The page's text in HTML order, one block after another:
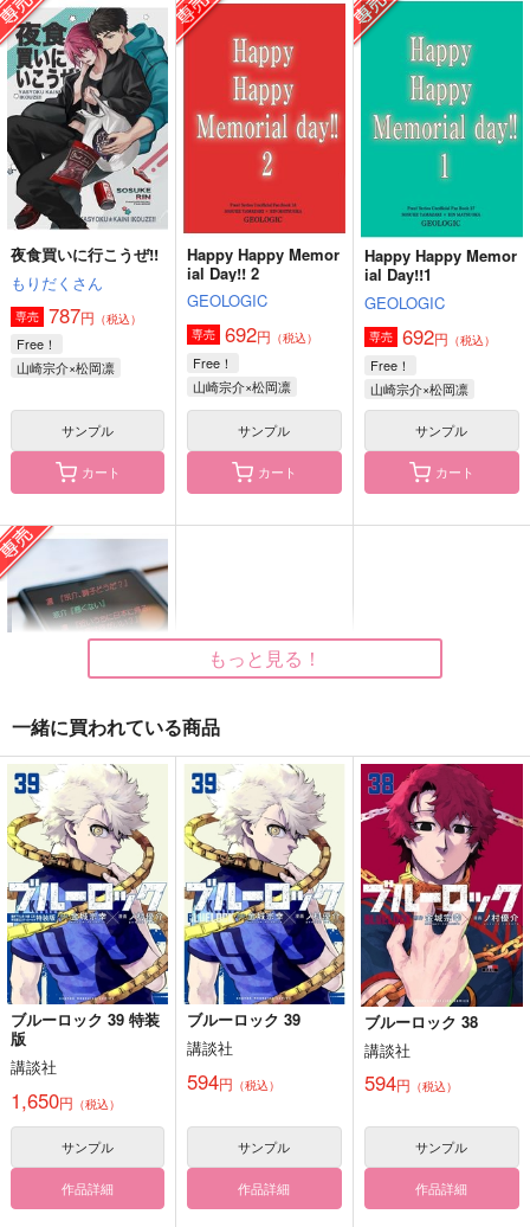
715円（税込）
松岡凛×七瀬遙
サンプル
作品詳細
715
松岡凛×七瀬遙
サンプル
作品詳細
944 円（税込）
山姥切長義×山姥切国広
サンプル
作品詳細
サテライト・ナイト
Green Ark
2,829円（税込）
アーノルド・ノイマン
サンプル
作品詳細
トリプル・バイ・プレ
作品詳細
凍える棺にお別れを
Green Ark
1,572円（税込）
作品詳細
刀さに本ルート２
幸漫
2,969円 （税込）
三日月宗近×女審神者
作品詳細
極・刀さに本１
幸漫
1,870円 （税込）
三日月宗近
サンプル
作品詳細
極・刀さに本５
幸漫
1,870円 （税込）
三日月宗近
サンプル
作品詳細
夜食買いに行こうぜ!!
もりだくさん
専売 787円 （税込）
Free！
山崎宗介×松岡凛
サンプル
カート
Happy Happy Memor
ial Day!! 2
GEOLOGIC
専売 692円 （税込）
Free！
山崎宗介×松岡凛
サンプル
カート
Happy Happy Memor
ial Day!!1
GEOLOGIC
専売 692円 （税込）
Free！
山崎宗介×松岡凛
サンプル
カート
以心電心
GEOLOGIC
専売 692円 （税込）
Free！
山崎宗介×松岡凛
サンプル
カート
もっと見る！
一緒に買われている商品
ブルーロック 39 特装
版
講談社
1,650円 （税込）
サンプル
作品詳細
ブルーロック 39
講談社
594円 （税込）
サンプル
作品詳細
ブルーロック 38
講談社
594円 （税込）
サンプル
作品詳細